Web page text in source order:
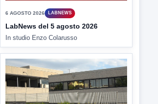
Hanon-Evo, i lavoratori dicono sì al
piano industriale
L'assemblea dei lavoratori Hanon questa